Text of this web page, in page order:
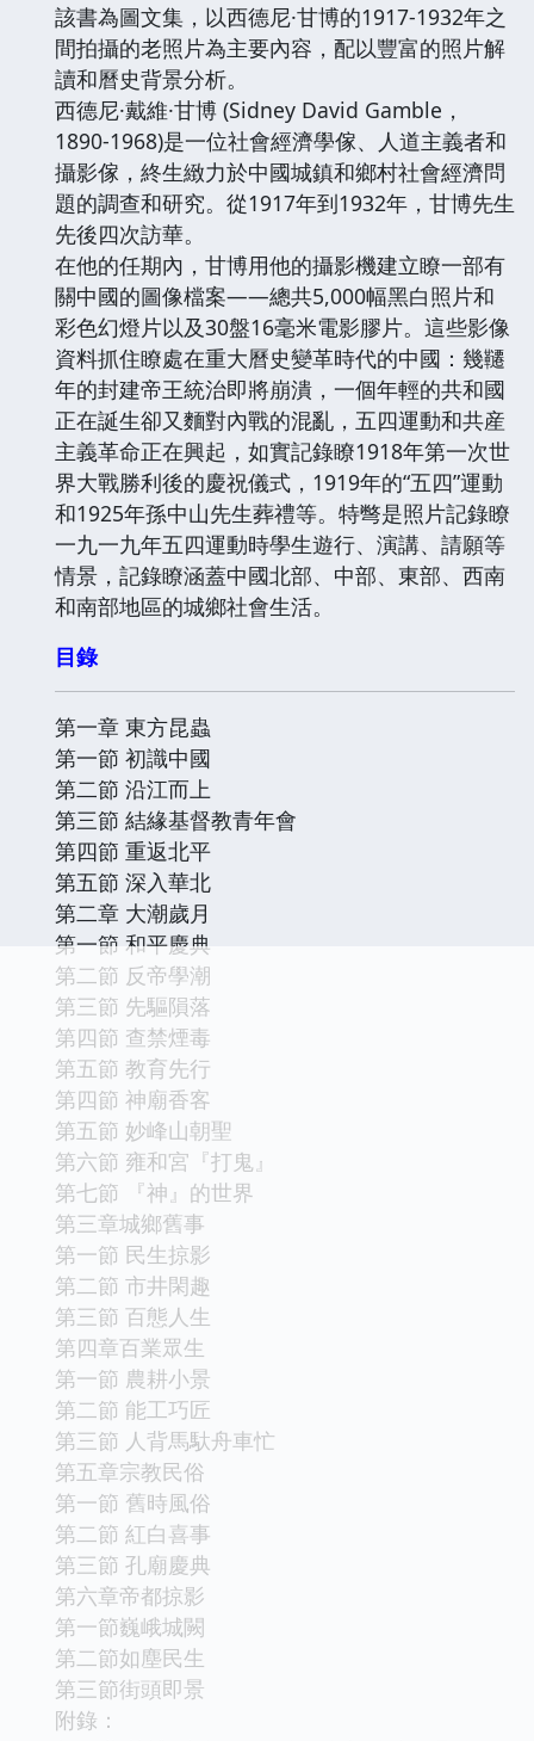
該書為圖文集，以西德尼·甘博的1917-1932年之
間拍攝的老照片為主要內容，配以豐富的照片解
讀和曆史背景分析。
西德尼·戴維·甘博 (Sidney David Gamble，
1890-1968)是一位社會經濟學傢、人道主義者和
攝影傢，終生緻力於中國城鎮和鄉村社會經濟問
題的調查和研究。從1917年到1932年，甘博先生
先後四次訪華。
在他的任期內，甘博用他的攝影機建立瞭一部有
關中國的圖像檔案——總共5,000幅黑白照片和
彩色幻燈片以及30盤16毫米電影膠片。這些影像
資料抓住瞭處在重大曆史變革時代的中國：幾韆
年的封建帝王統治即將崩潰，一個年輕的共和國
正在誕生卻又麵對內戰的混亂，五四運動和共産
主義革命正在興起，如實記錄瞭1918年第一次世
界大戰勝利後的慶祝儀式，1919年的“五四”運動
和1925年孫中山先生葬禮等。特彆是照片記錄瞭
一九一九年五四運動時學生遊行、演講、請願等
情景，記錄瞭涵蓋中國北部、中部、東部、西南
和南部地區的城鄉社會生活。
目錄
第一章 東方昆蟲
第一節 初識中國
第二節 沿江而上
第三節 結緣基督教青年會
第四節 重返北平
第五節 深入華北
第二章 大潮歲月
第一節 和平慶典
第二節 反帝學潮
第三節 先驅隕落
第四節 查禁煙毒
第五節 教育先行
第四節 神廟香客
第五節 妙峰山朝聖
第六節 雍和宮『打鬼』
第七節 『神』的世界
第三章城鄉舊事
第一節 民生掠影
第二節 市井閑趣
第三節 百態人生
第四章百業眾生
第一節 農耕小景
第二節 能工巧匠
第三節 人背馬馱舟車忙
第五章宗教民俗
第一節 舊時風俗
第二節 紅白喜事
第三節 孔廟慶典
第六章帝都掠影
第一節巍峨城闕
第二節如塵民生
第三節街頭即景
附錄：